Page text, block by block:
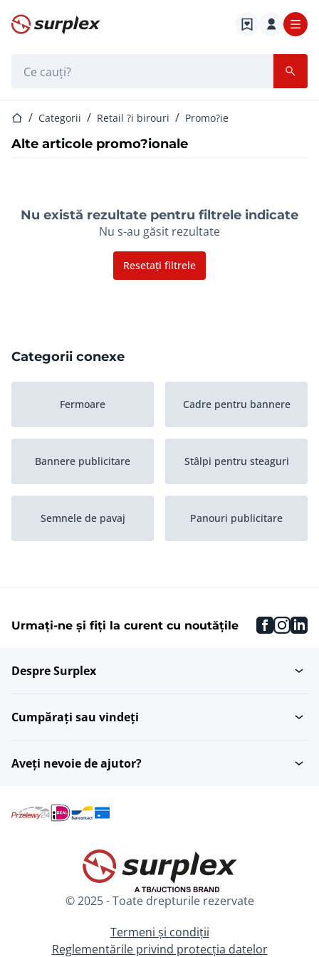
Pagina de start
Pagina de start
Categorii Retail ?i birouri Promo?ie
Alte articole promo?ionale
Nu există rezultate pentru filtrele indicate
Nu s-au găsit rezultate
Resetați filtrele
Categorii conexe
Fermoare Cadre pentru bannere
Bannere publicitare Stâlpi pentru steaguri
Semnele de pavaj Panouri publicitare
Panouri publicitare Bannere
Urmați-ne și fiți la curent cu noutățile
Despre Surplex
Cumpărați sau vindeți
Aveți nevoie de ajutor?
© 2025 - Toate drepturile rezervate
Termeni și condiții
Reglementările privind protecția datelor